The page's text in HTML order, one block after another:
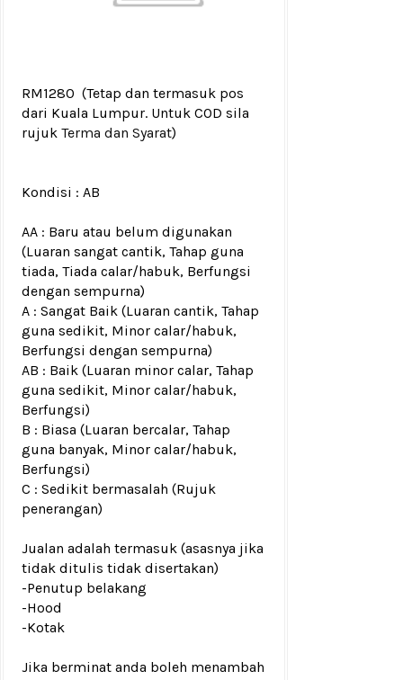
RM1280 (Tetap dan termasuk pos
dari Kuala Lumpur. Untuk COD sila
rujuk Terma dan Syarat)
Kondisi : AB
AA : Baru atau belum digunakan
(Luaran sangat cantik, Tahap guna
tiada, Tiada calar/habuk, Berfungsi
dengan sempurna)
A : Sangat Baik (Luaran cantik, Tahap
guna sedikit, Minor calar/habuk,
Berfungsi dengan sempurna)
AB : Baik (Luaran minor calar, Tahap
guna sedikit, Minor calar/habuk,
Berfungsi)
B : Biasa (Luaran bercalar, Tahap
guna banyak, Minor calar/habuk,
Berfungsi)
C : Sedikit bermasalah (Rujuk
penerangan)
Jualan adalah termasuk (asasnya jika
tidak ditulis tidak disertakan)
-Penutup belakang
-Hood
-Kotak
Jika berminat anda boleh menambah